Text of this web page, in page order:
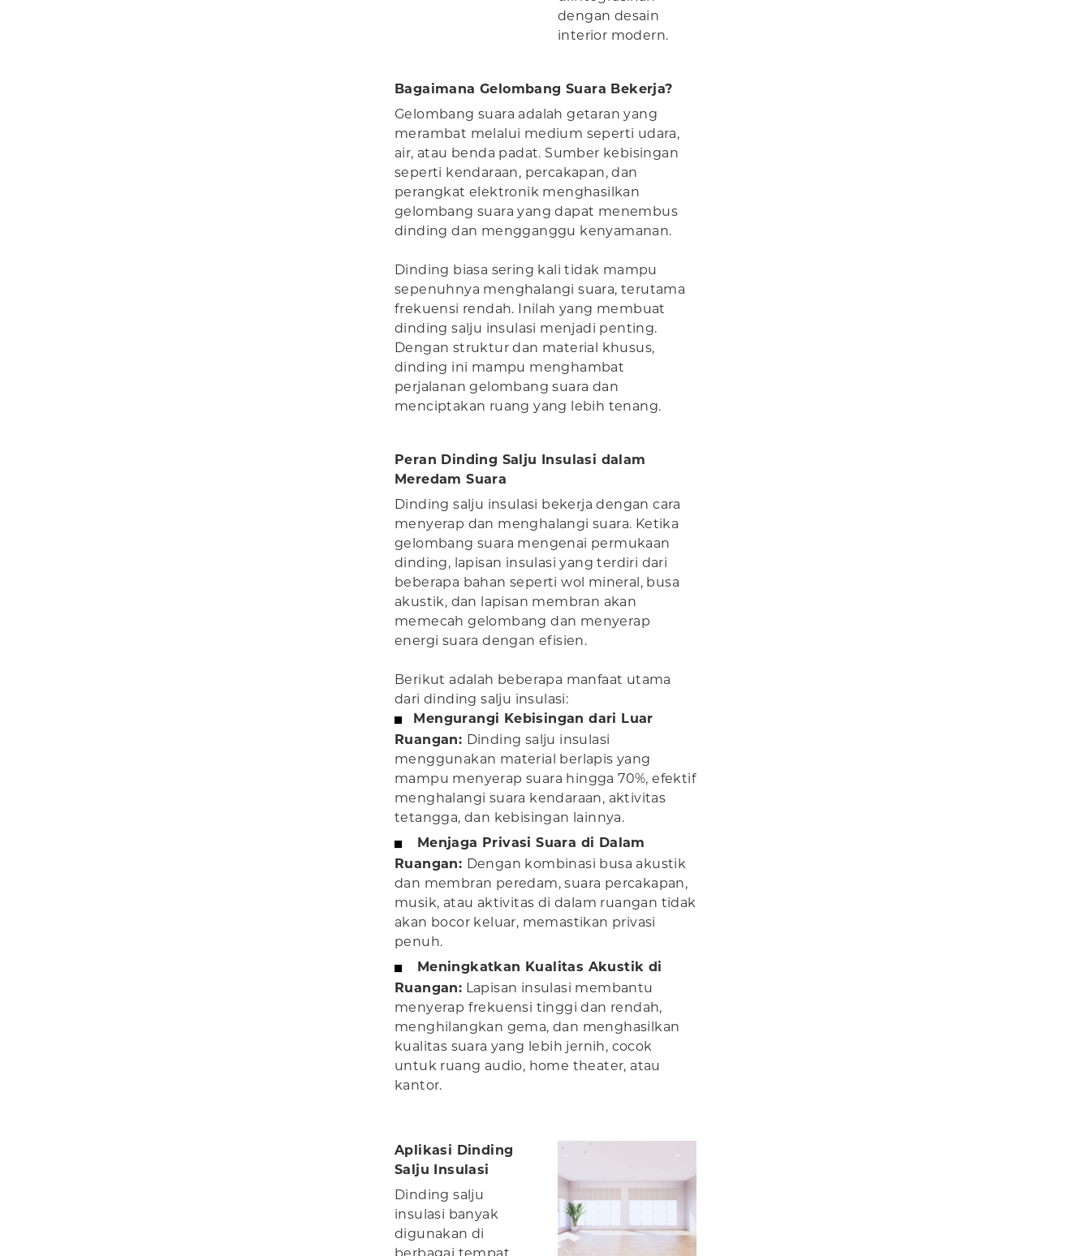
dengan desain
interior modern.
Bagaimana Gelombang Suara Bekerja?
Gelombang suara adalah getaran yang
merambat melalui medium seperti udara,
air, atau benda padat. Sumber kebisingan
seperti kendaraan, percakapan, dan
perangkat elektronik menghasilkan
gelombang suara yang dapat menembus
dinding dan mengganggu kenyamanan.
Dinding biasa sering kali tidak mampu
sepenuhnya menghalangi suara, terutama
frekuensi rendah. Inilah yang membuat
dinding salju insulasi menjadi penting.
Dengan struktur dan material khusus,
dinding ini mampu menghambat
perjalanan gelombang suara dan
menciptakan ruang yang lebih tenang.
Peran Dinding Salju Insulasi dalam
Meredam Suara
Dinding salju insulasi bekerja dengan cara
menyerap dan menghalangi suara. Ketika
gelombang suara mengenai permukaan
dinding, lapisan insulasi yang terdiri dari
beberapa bahan seperti wol mineral, busa
akustik, dan lapisan membran akan
memecah gelombang dan menyerap
energi suara dengan efisien.
Berikut adalah beberapa manfaat utama
dari dinding salju insulasi:
Mengurangi Kebisingan dari Luar
Ruangan: Dinding salju insulasi
menggunakan material berlapis yang
mampu menyerap suara hingga 70%, efektif
menghalangi suara kendaraan, aktivitas
tetangga, dan kebisingan lainnya.
Menjaga Privasi Suara di Dalam
Ruangan: Dengan kombinasi busa akustik
dan membran peredam, suara percakapan,
musik, atau aktivitas di dalam ruangan tidak
akan bocor keluar, memastikan privasi
penuh.
Meningkatkan Kualitas Akustik di
Ruangan: Lapisan insulasi membantu
menyerap frekuensi tinggi dan rendah,
menghilangkan gema, dan menghasilkan
kualitas suara yang lebih jernih, cocok
untuk ruang audio, home theater, atau
kantor.
Aplikasi Dinding
Salju Insulasi
Dinding salju
insulasi banyak
digunakan di